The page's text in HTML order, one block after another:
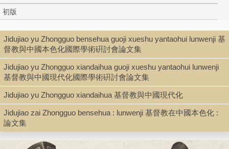
初版
Language
Chinese 中文[繁體]
Record_type
Book
Jidujiao yu Zhongguo bensehua guoji xueshu yantaohui lunwenji 基
督教與中國本色化國際學術硏討會論文集
Jidujiao yu Zhongguo xiandaihua guoji xueshu yantaohui lunwenji
基督教與中國現代化國際學術硏討會論文集
Jidujiao yu Zhongguo xiandaihua 基督教與中國現代化
Jidujiao zai Zhongguo bensehua : lunwenji 基督教在中國本色化 :
論文集